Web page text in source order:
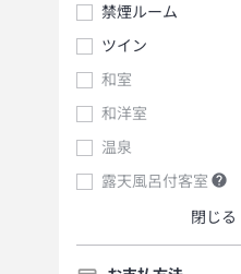
禁煙ルーム
ツイン
和室
和洋室
温泉
露天風呂付客室
閉じる